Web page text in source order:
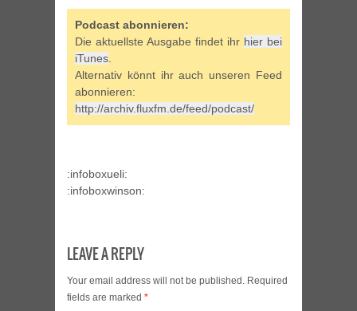
Podcast abonnieren:
Die aktuellste Ausgabe findet ihr hier bei
iTunes
Alternativ könnt ihr auch unseren Feed
abonnieren:
http://archiv.fluxfm.de/feed/podcast/
:infoboxueli:
:infoboxwinson:
LEAVE A REPLY
Your email address will not be published. Required
fields are marked *